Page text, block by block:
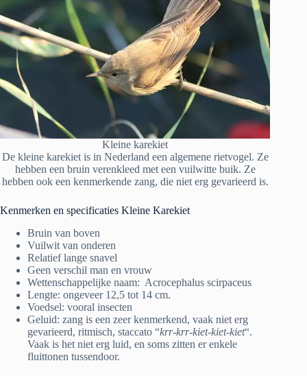
Kleine karekiet
De kleine karekiet is in Nederland een algemene rietvogel. Ze
hebben een bruin verenkleed met een vuilwitte buik. Ze
hebben ook een kenmerkende zang, die niet erg gevarieerd is.
Kenmerken en specificaties Kleine Karekiet
Bruin van boven
Vuilwit van onderen
Relatief lange snavel
Geen verschil man en vrouw
Wettenschappelijke naam: Acrocephalus scirpaceus
Lengte: ongeveer 12,5 tot 14 cm.
Voedsel: vooral insecten
Geluid: zang is een zeer kenmerkend, vaak niet erg
gevarieerd, ritmisch, staccato “krr-krr-kiet-kiet-kiet“.
Vaak is het niet erg luid, en soms zitten er enkele
fluittonen tussendoor.